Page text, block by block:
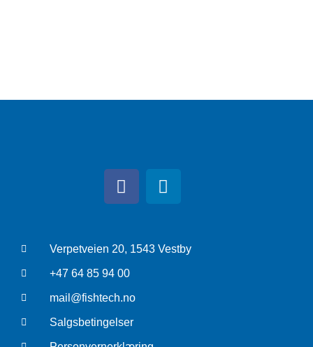
Verpetveien 20, 1543 Vestby
+47 64 85 94 00
mail@fishtech.no
Salgsbetingelser